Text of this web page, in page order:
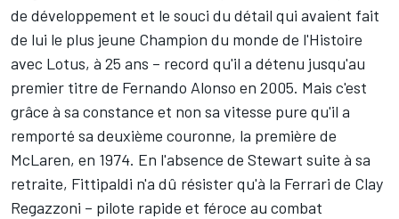
de développement et le souci du détail qui avaient fait
de lui le plus jeune Champion du monde de l'Histoire
avec Lotus, à 25 ans – record qu'il a détenu jusqu'au
premier titre de Fernando Alonso en 2005. Mais c'est
grâce à sa constance et non sa vitesse pure qu'il a
remporté sa deuxième couronne, la première de
McLaren, en 1974. En l'absence de Stewart suite à sa
retraite, Fittipaldi n'a dû résister qu'à la Ferrari de Clay
Regazzoni – pilote rapide et féroce au combat